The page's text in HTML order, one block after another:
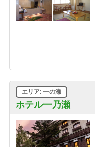
ホテル一乃瀬
エリア: 一の瀬